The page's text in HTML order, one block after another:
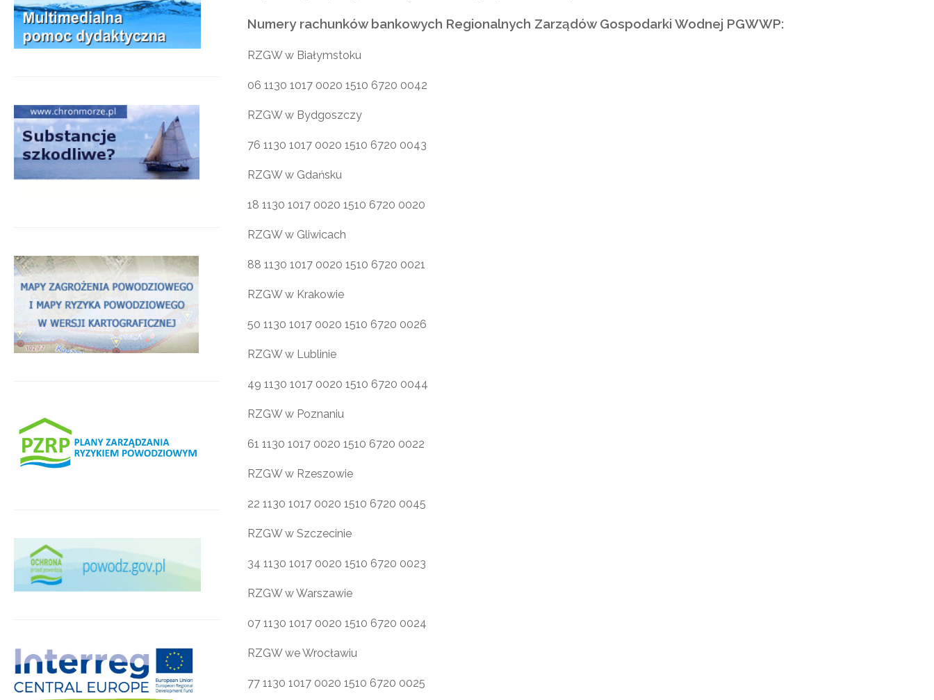
Numery rachunków bankowych Regionalnych Zarządów Gospodarki Wodnej PGWWP:
RZGW w Białymstoku
06 1130 1017 0020 1510 6720 0042
RZGW w Bydgoszczy
76 1130 1017 0020 1510 6720 0043
RZGW w Gdańsku
18 1130 1017 0020 1510 6720 0020
RZGW w Gliwicach
88 1130 1017 0020 1510 6720 0021
RZGW w Krakowie
50 1130 1017 0020 1510 6720 0026
RZGW w Lublinie
49 1130 1017 0020 1510 6720 0044
RZGW w Poznaniu
61 1130 1017 0020 1510 6720 0022
RZGW w Rzeszowie
22 1130 1017 0020 1510 6720 0045
RZGW w Szczecinie
34 1130 1017 0020 1510 6720 0023
RZGW w Warszawie
07 1130 1017 0020 1510 6720 0024
RZGW we Wrocławiu
77 1130 1017 0020 1510 6720 0025